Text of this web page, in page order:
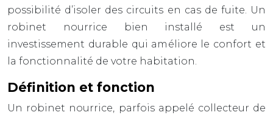
possibilité d’isoler des circuits en cas de fuite. Un
robinet nourrice bien installé est un
investissement durable qui améliore le confort et
la fonctionnalité de votre habitation.
Définition et fonction
Un robinet nourrice, parfois appelé collecteur de